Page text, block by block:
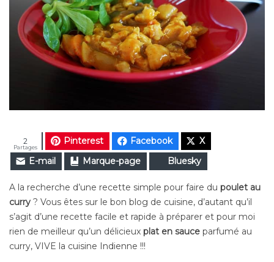
Pinterest Facebook
X
E-mail
Marque-page Bluesky
Partages
2
A la recherche d’une recette simple pour faire du poulet au
curry ? Vous êtes sur le bon blog de cuisine, d’autant qu’il
s’agit d’une recette facile et rapide à préparer et pour moi
rien de meilleur qu’un délicieux plat en sauce parfumé au
curry, VIVE la cuisine Indienne !!!